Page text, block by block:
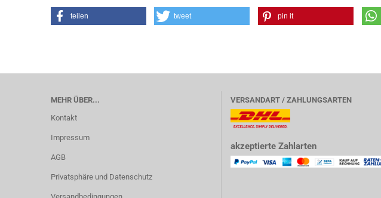
teilen tweet pin it
MEHR ÜBER...
Kontakt
Impressum
AGB
Privatsphäre und Datenschutz
VERSANDART / ZAHLUNGSARTEN
akzeptierte Zahlarten